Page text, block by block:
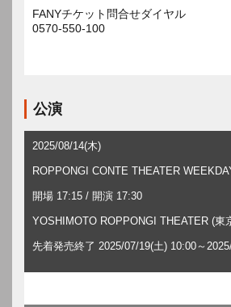
FANYチケット問合せダイヤル
0570-550-100
公演
2025/08/14(木)
ROPPONGI CONTE THEATER
開場 17:15 / 開演 17:30
YOSHIMOTO ROPPONGI THEATER (東
先着発売終了 2025/07/19(土) 10:00～